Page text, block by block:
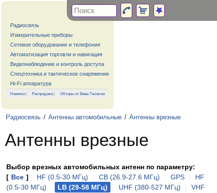
Радиосвязь
Измерительные приборы
Сетевое оборудование и телефония
Автоматизация торговли и навигация
Видеонаблюдение и контроль доступа
Спецтехника и тактическое снаряжение
Hi-Fi аппаратура
Новинки | Распродажа| Обзоры от Вива-Телеком
Радиосвязь / Антенны автомобильные / Антенны врезные
Антенны врезные
Выбор врезных автомобильных антенн по параметру:
[ Все ] HF (0.5-30 МГц) CB (26.9-27.6 МГц) GPS
HF
(0.5-30 МГц)
LB (29-58 МГц) UHF (380-527 МГц)
VHF